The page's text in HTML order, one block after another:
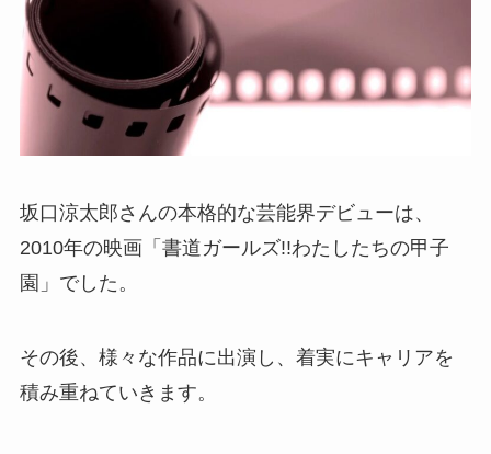
坂口涼太郎さんの本格的な芸能界デビューは、
2010年の映画「書道ガールズ!!わたしたちの甲子
園」でした。
その後、様々な作品に出演し、着実にキャリアを
積み重ねていきます。